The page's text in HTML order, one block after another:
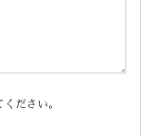
ださい。